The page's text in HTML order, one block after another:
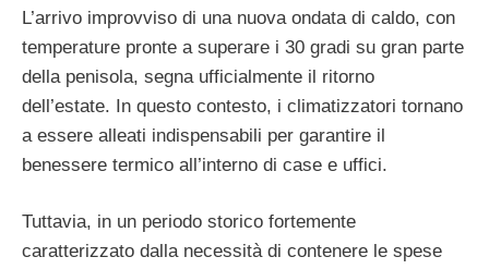
L’arrivo improvviso di una nuova ondata di caldo, con
temperature pronte a superare i 30 gradi su gran parte
della penisola, segna ufficialmente il ritorno
dell’estate. In questo contesto, i climatizzatori tornano
a essere alleati indispensabili per garantire il
benessere termico all’interno di case e uffici.
Tuttavia, in un periodo storico fortemente
caratterizzato dalla necessità di contenere le spese